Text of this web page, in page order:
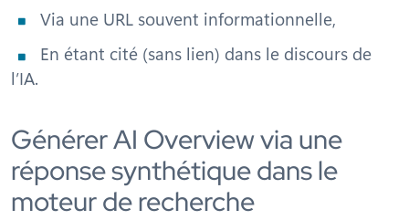
Via une URL souvent informationnelle,
En étant cité (sans lien) dans le discours de
l’IA.
Générer AI Overview via une
réponse synthétique dans le
moteur de recherche